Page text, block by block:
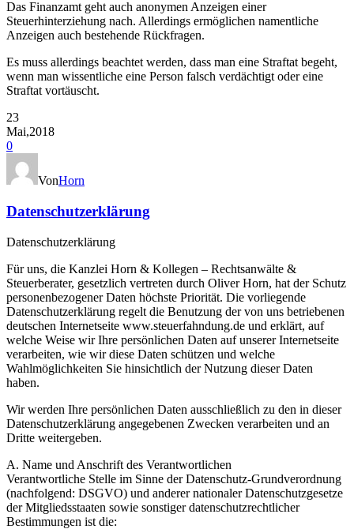
Das Finanzamt geht auch anonymen Anzeigen einer
Steuerhinterziehung nach. Allerdings ermöglichen namentliche
Anzeigen auch bestehende Rückfragen.
Es muss allerdings beachtet werden, dass man eine Straftat begeht,
wenn man wissentliche eine Person falsch verdächtigt oder eine
Straftat vortäuscht.
23
Mai,2018
0
VonHorn
Datenschutzerklärung
Datenschutzerklärung
Für uns, die Kanzlei Horn & Kollegen – Rechtsanwälte &
Steuerberater, gesetzlich vertreten durch Oliver Horn, hat der Schutz
personenbezogener Daten höchste Priorität. Die vorliegende
Datenschutzerklärung regelt die Benutzung der von uns betriebenen
deutschen Internetseite www.steuerfahndung.de und erklärt, auf
welche Weise wir Ihre persönlichen Daten auf unserer Internetseite
verarbeiten, wie wir diese Daten schützen und welche
Wahlmöglichkeiten Sie hinsichtlich der Nutzung dieser Daten
haben.
Wir werden Ihre persönlichen Daten ausschließlich zu den in dieser
Datenschutzerklärung angegebenen Zwecken verarbeiten und an
Dritte weitergeben.
A. Name und Anschrift des Verantwortlichen
Verantwortliche Stelle im Sinne der Datenschutz-Grundverordnung
(nachfolgend: DSGVO) und anderer nationaler Datenschutzgesetze
der Mitgliedsstaaten sowie sonstiger datenschutzrechtlicher
Bestimmungen ist die: